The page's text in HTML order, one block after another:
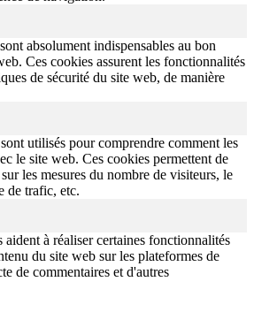
absolument indispensables au bon
Ces cookies assurent les fonctionnalités
de sécurité du site web, de manière
utilisés pour comprendre comment les
le site web. Ces cookies permettent de
les mesures du nombre de visiteurs, le
de trafic, etc.
à réaliser certaines fonctionnalités
du site web sur les plateformes de
de commentaires et d'autres